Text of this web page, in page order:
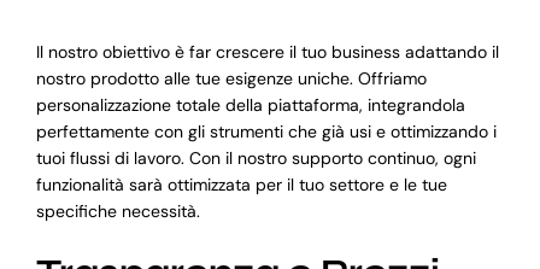
Il nostro obiettivo è far crescere il tuo business adattando il
nostro prodotto alle tue esigenze uniche. Offriamo
personalizzazione totale della piattaforma, integrandola
perfettamente con gli strumenti che già usi e ottimizzando i
tuoi flussi di lavoro. Con il nostro supporto continuo, ogni
funzionalità sarà ottimizzata per il tuo settore e le tue
specifiche necessità.